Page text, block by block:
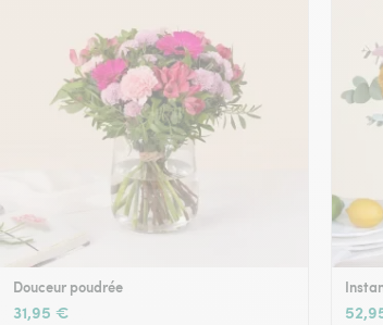
Douceur poudrée
31,95 €